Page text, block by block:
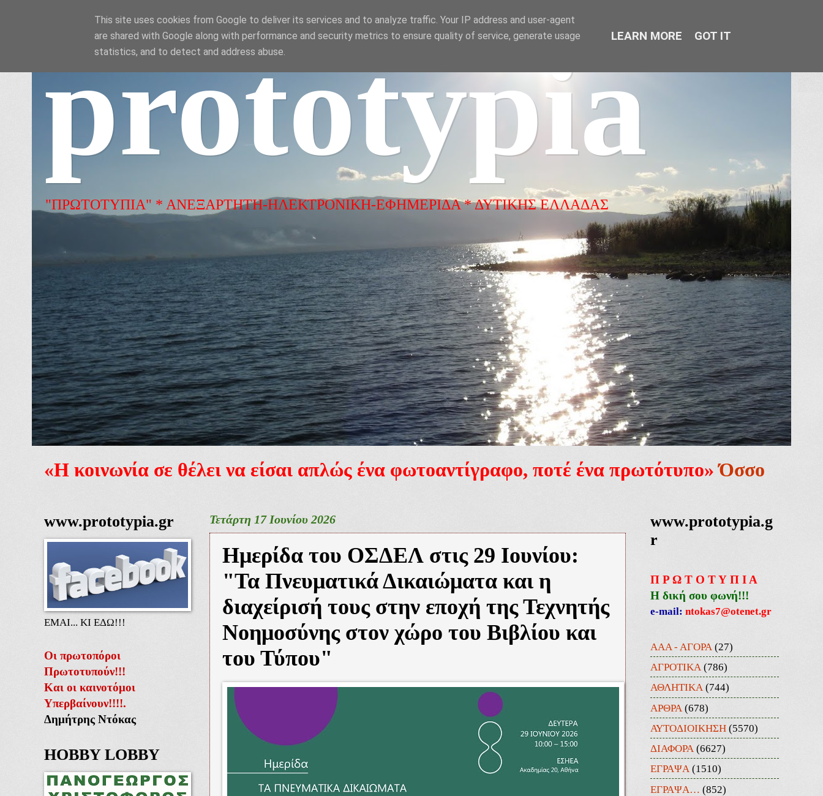
prototypia
"ΠΡΩΤΟΤΥΠΙΑ" * ΑΝΕΞΑΡΤΗΤΗ-ΗΛΕΚΤΡΟΝΙΚΗ-ΕΦΗΜΕΡΙΔΑ * ΔΥΤΙΚΗΣ ΕΛΛΑΔΑΣ
«Η κοινωνία σε θέλει να είσαι απλώς ένα φωτοαντίγραφο, ποτέ ένα πρωτότυπο» Όσσο
Τετάρτη 17 Ιουνίου 2026
Ημερίδα του ΟΣΔΕΛ στις 29 Ιουνίου:
"Τα Πνευματικά Δικαιώματα και η
διαχείρισή τους στην εποχή της Τεχνητής
Νοημοσύνης στον χώρο του Βιβλίου και
του Τύπου"
www.prototypia.gr
ΕΜΑΙ... ΚΙ ΕΔΩ!!!
Οι πρωτοπόροι
Πρωτοτυπούν!!!
Και οι καινοτόμοι
Υπερβαίνουν!!!!.
Δημήτρης Ντόκας
HOBBY LOBBY
www.prototypia.g
r
Π Ρ Ω Τ Ο Τ Υ Π Ι Α
Η δική σου φωνή!!!
e-mail: ntokas7@otenet.gr
ΑΑΑ - ΑΓΟΡΑ (27)
ΑΓΡΟΤΙΚΑ (786)
ΑΘΛΗΤΙΚΑ (744)
ΑΡΘΡΑ (678)
ΑΥΤΟΔΙΟΙΚΗΣΗ (5570)
ΔΙΑΦΟΡΑ (6627)
ΕΓΡΑΨΑ (1510)
ΕΓΡΑΨΑ… (852)
This site uses cookies from Google to deliver its services and to analyze traffic. Your IP address and user-agent
are shared with Google along with performance and security metrics to ensure quality of service, generate usage
statistics, and to detect and address abuse.
LEARN MORE GOT IT